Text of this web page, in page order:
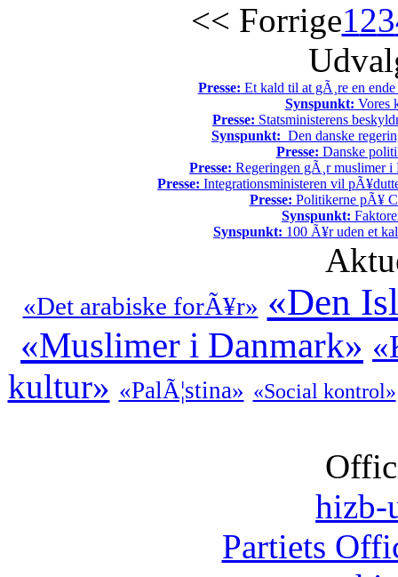
<< Forrige123
Presse: Et kald til at gÃ¸re en
Synspunkt: Vores
Presse: Statsministerens
Synspunkt: Den danske
Presse: Danske
Presse: Regeringen gÃ¸r muslimer
Presse: Integrationsministeren vil
Presse: Politikerne pÃ¥
Synspunkt:
Synspunkt: 100 Ã¥r uden et
«Det arabiske forÃ¥r» «Den
«Muslimer i Danmark»
kultur» «PalÃ¦stina» «Social kontrol»
hizb-
Partiets